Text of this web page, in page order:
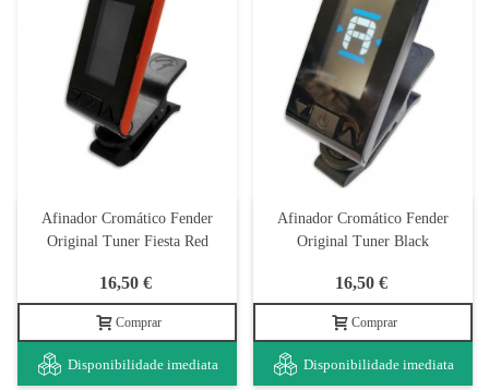
Afinador Cromático Fender
Original Tuner Fiesta Red
16,50 €
Comprar
Disponibilidade imediata
Afinador Cromático Fender
Original Tuner Black
16,50 €
Comprar
Disponibilidade imediata